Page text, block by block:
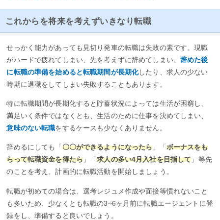
これからを将来を考えずいきなり転職
せっかく能力があっても見切り発車の転職は失敗の素です。現職
がハードで疲れてしまい、先を考えずに辞めてしまい、辞めた後
に転職の準備を始めると転職期間が長期化したり、求人の少ない
時期に退職をしてしまい失敗することもあります。
特に転職期間が長期化すると貯蓄状況によっては生活が困窮し、
満足いく条件ではなくとも、生活のために仕事を決めてしまい、
意味のない転職をするケースも少なくありません。
辞めるにしても「 〇〇ができるようになったら 」「 ボーナスをも
らって転職資金を得たら 」「求人の多い4月入社を目指して 」等先
のことを考え、計画的に転職活動を開始しましょう。
転職が初めての場合は、選考レジュメ作成や面接等慣れないこと
も多いため、少なくとも転職の3~6ヶ月前に転職エージェントに登
録をし、準備すると良いでしょう。